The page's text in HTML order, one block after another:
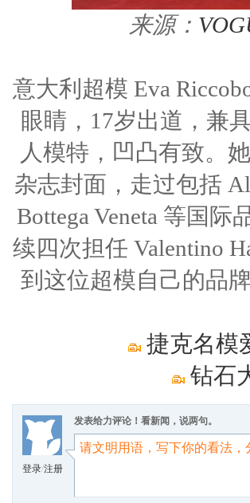
来源：
意大利超模 Eva
眼睛，17岁出道，兼
人模特，凹凸有致。
杂志封面，走过包括
Bottega Veneta 等国
续四次担任 Valentino
到这位超模自己的品
捷克名模
钻石
登录/注册
发表给力评论！看新闻，说两句。